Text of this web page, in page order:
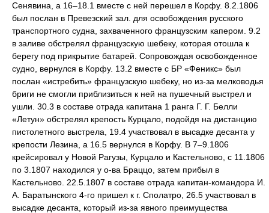
Сенявина, а 16–18.1 вместе с ней перешел в Корфу. 8.2.1806
был послан в Превезский зал. для освобождения русского
транспортного судна, захваченного французским капером. 9.2
в заливе обстрелял французскую шебеку, которая отошла к
берегу под прикрытие батарей. Сопровождая освобожденное
судно, вернулся в Корфу. 13.2 вместе с БР «Феникс» был
послан «истребить» французскую шебеку, но из-за мелководья
бриги не смогли приблизиться к ней на пушечный выстрел и
ушли. 30.3 в составе отрада капитана 1 ранга Г. Г. Белли
«Летун» обстрелял крепость Курцало, подойдя на дистанцию
пистолетного выстрела, 19.4 участвовал в высадке десанта у
крепости Лезина, а 16.5 вернулся в Корфу. В 7–9.1806
крейсировал у Новой Рагузы, Курцало и Кастельново, с 11.1806
по 3.1807 находился у о-ва Браццо, затем прибыл в
Кастельново. 22.5.1807 в составе отрада капитан-командора И.
А. Баратынского 4-го пришел к г. Сполатро, 26.5 участвовал в
высадке десанта, который из-за явного преимущества